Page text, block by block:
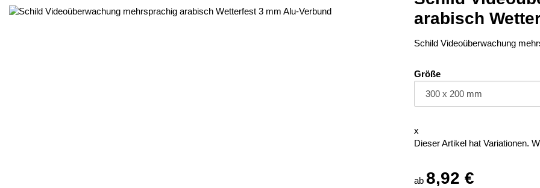
arabisch
Schild Videoüberwachung
Größe
x
Dieser Artikel hat Variationen.
ab 8,92 €